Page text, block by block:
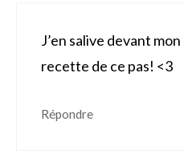
J’en salive devant
recette de ce pas! <3
Répondre